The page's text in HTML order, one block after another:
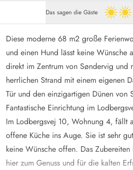
Das sagen die Gäste
Diese moderne 68 m2 große
und einen Hund lässt keine Wünsche
direkt im Zentrum von Søndervig und
herrlichen Strand mit einem eigenen
Tür und den einzigartigen Dünen von
Fantastische Einrichtung im
Im Lodbergsvej 10, Wohnung 4, fällt
offene Küche ins Auge. Sie ist sehr
keine Wünsche offen. Das
hier zum Genuss und für die kalten